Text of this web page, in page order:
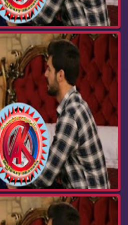
درامای بوکی تازە ئەڵقەی 236 buki taza